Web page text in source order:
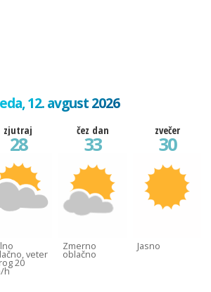
12. avgust 2026
zjutraj
28
veter
20
h
čez dan
33
Zmerno
oblačno
zvečer
30
Jasno